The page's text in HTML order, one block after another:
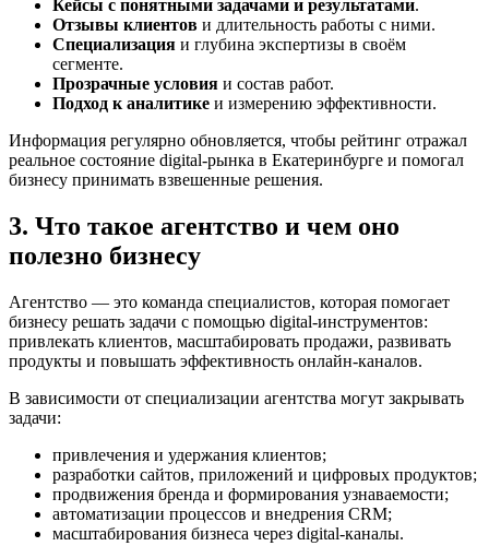
Кейсы с понятными задачами и результатами.
Отзывы клиентов и длительность работы с ними.
Специализация и глубина экспертизы в своём
сегменте.
Прозрачные условия и состав работ.
Подход к аналитике и измерению эффективности.
Информация регулярно обновляется, чтобы рейтинг отражал
реальное состояние digital-рынка в Екатеринбурге и помогал
бизнесу принимать взвешенные решения.
3. Что такое агентство и чем оно
полезно бизнесу
Агентство — это команда специалистов, которая помогает
бизнесу решать задачи с помощью digital-инструментов:
привлекать клиентов, масштабировать продажи, развивать
продукты и повышать эффективность онлайн-каналов.
В зависимости от специализации агентства могут закрывать
задачи:
привлечения и удержания клиентов;
разработки сайтов, приложений и цифровых продуктов;
продвижения бренда и формирования узнаваемости;
автоматизации процессов и внедрения CRM;
масштабирования бизнеса через digital-каналы.